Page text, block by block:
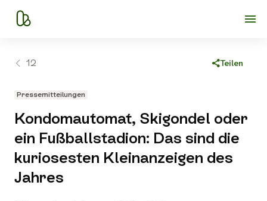
12 Teilen
X
WhatsApp
Pressemitteilungen
Kondomautomat, Skigondel oder
ein Fußballstadion: Das sind die
kuriosesten Kleinanzeigen des
Jahres